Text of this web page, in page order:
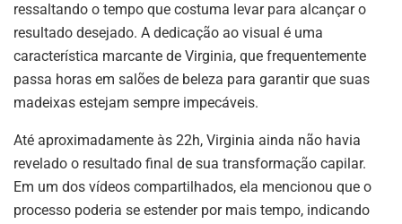
ressaltando o tempo que costuma levar para alcançar o
resultado desejado. A dedicação ao visual é uma
característica marcante de Virginia, que frequentemente
passa horas em salões de beleza para garantir que suas
madeixas estejam sempre impecáveis.
Até aproximadamente às 22h, Virginia ainda não havia
revelado o resultado final de sua transformação capilar.
Em um dos vídeos compartilhados, ela mencionou que o
processo poderia se estender por mais tempo, indicando